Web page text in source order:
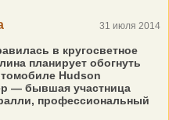
31 июля 2014
в кругосветное
планирует обогнуть
Hudson
— бывшая участница
профессиональный